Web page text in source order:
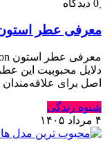
0 دیدگاه
معرفی عطر
دلایل محبوبیت این
اصل برای
شیوه زندگی
۴ مرداد ۱۴۰۵